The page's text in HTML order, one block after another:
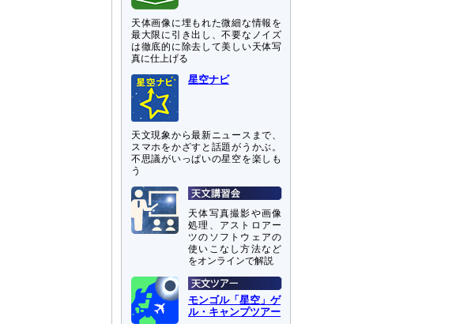
天体画像に埋もれた微細な情報を
最大限に引き出し、不要なノイズ
は徹底的に除去して美しい天体写
真に仕上げる
星空ナビ
天文現象から最新ニュースまで、
スマホをかざすと話題がうかぶ。
不思議がいっぱいの星空を楽しも
う
天体写真撮影や画像
処理、アストロアー
ツのソフトウェアの
使いこなし方法など
をオンラインで解説
モンゴル「星空」ゲ
ル・キャンプツアー